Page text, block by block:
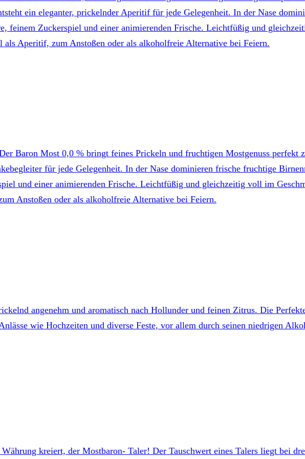
ein eleganter, prickelnder Aperitif für jede Gelegenheit. In der Nase
feinem Zuckerspiel und einer animierenden Frische. Leichtfüßig und
als Aperitif, zum Anstoßen oder als alkoholfreie Alternative bei Feiern.
Baron Most 0,0 % bringt feines Prickeln und fruchtigen Mostgenuss perfekt
für jede Gelegenheit. In der Nase dominieren frische fruchtige
und einer animierenden Frische. Leichtfüßig und gleichzeitig voll im
Anstoßen oder als alkoholfreie Alternative bei Feiern.
angenehm und aromatisch nach Hollunder und feinen Zitrus. Die
wie Hochzeiten und diverse Feste, vor allem durch seinen niedrigen
kreiert, der Mostbaron- Taler! Der Tauschwert eines Talers liegt bei